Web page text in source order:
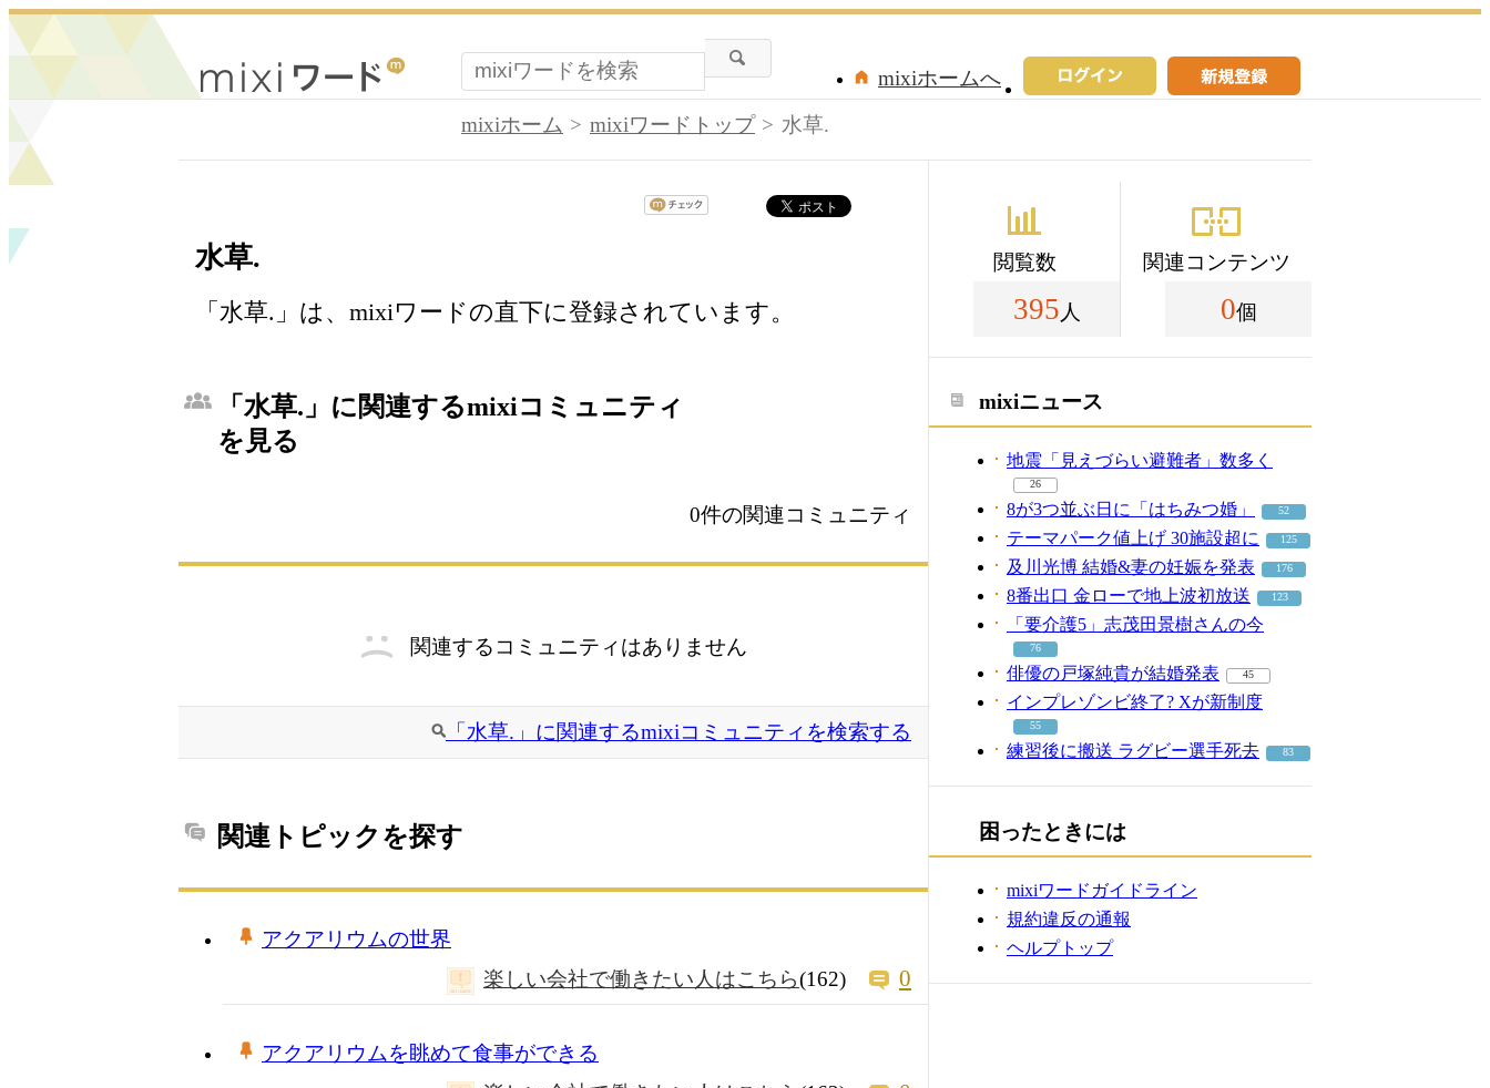
mixiホームへ
mixiホーム
mixiワードトップ 水草.
水草.
「水草.」は、mixiワードの直下に登録されています。
「水草.」に関連するmixiコミュニティ
を見る
0件の関連コミュニティ
関連するコミュニティはありません
「水草.」に関連するmixiコミュニティを検索する
関連トピックを探す
アクアリウムの世界
楽しい会社で働きたい人はこちら(162) 0
アクアリウムを眺めて食事ができる
閲覧数
395 人
関連コンテンツ
0個
mixiニュース
地震「見えづらい避難者」数多く
26
8が3つ並ぶ日に「はちみつ婚」 52
テーマパーク値上げ 30施設超に 125
及川光博 結婚&妻の妊娠を発表 176
8番出口 金ローで地上波初放送 123
「要介護5」志茂田景樹さんの今
76
俳優の戸塚純貴が結婚発表 45
インプレゾンビ終了? Xが新制度
55
練習後に搬送 ラグビー選手死去 83
困ったときには
mixiワードガイドライン
規約違反の通報
ヘルプトップ